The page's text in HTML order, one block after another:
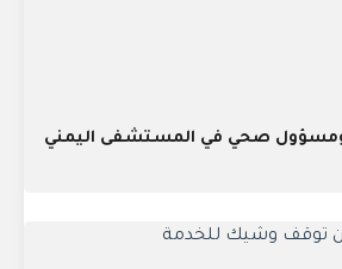
صحي في المستشفى اليمني